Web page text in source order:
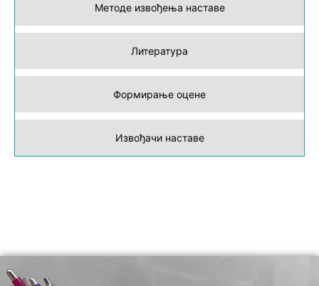
Методе извођења наставе
Литература
Формирање оцене
Извођачи наставе